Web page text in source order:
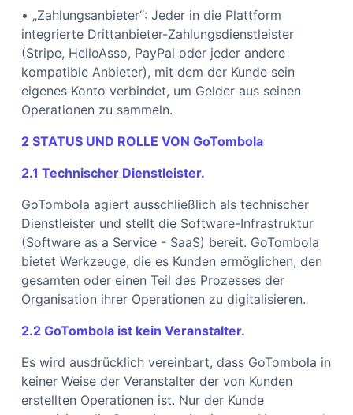
• „Zahlungsanbieter“: Jeder in die Plattform
integrierte Drittanbieter-Zahlungsdienstleister
(Stripe, HelloAsso, PayPal oder jeder andere
kompatible Anbieter), mit dem der Kunde sein
eigenes Konto verbindet, um Gelder aus seinen
Operationen zu sammeln.
2 STATUS UND ROLLE VON GoTombola
2.1 Technischer Dienstleister.
GoTombola agiert ausschließlich als technischer
Dienstleister und stellt die Software-Infrastruktur
(Software as a Service - SaaS) bereit. GoTombola
bietet Werkzeuge, die es Kunden ermöglichen, den
gesamten oder einen Teil des Prozesses der
Organisation ihrer Operationen zu digitalisieren.
2.2 GoTombola ist kein Veranstalter.
Es wird ausdrücklich vereinbart, dass GoTombola in
keiner Weise der Veranstalter der von Kunden
erstellten Operationen ist. Nur der Kunde